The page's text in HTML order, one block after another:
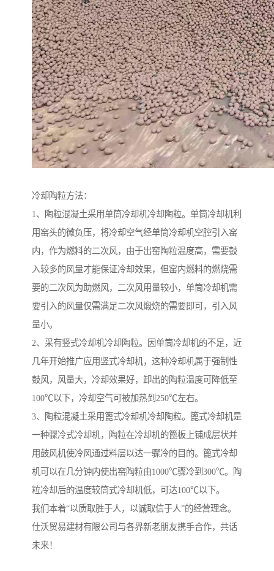
冷却陶粒方法：
1、陶粒混凝土采用单筒冷却机冷却陶粒。单筒冷却机利
用窑头的微负压，将冷却空气经单筒冷却机空腔引入窑
内，作为燃料的二次风，由于出窑陶粒温度高，需要鼓
入较多的风量才能保证冷却效果，但窑内燃料的燃烧需
要的二次风为助燃风，二次风用量较小，单筒冷却机需
要引入的风量仅需满足二次风煅烧的需要即可，引入风
量小。
2、采有竖式冷却机冷却陶粒。因单筒冷却机的不足，近
几年开始推广应用竖式冷却机，这种冷却机属于强制性
鼓风，风量大，冷却效果好，卸出的陶粒温度可降低至
100℃以下，冷却空气可被加热到250℃左右。
3、陶粒混凝土采用篦式冷却机冷却陶粒。篦式冷却机是
一种骤冷式冷却机，陶粒在冷却机的篦板上铺成层状并
用鼓风机使冷风通过料层以达一骤冷的目的。篦式冷却
机可以在几分钟内使出窑陶粒由1000℃骤冷到300℃。陶
粒冷却后的温度较筒式冷却机低，可达100℃以下。
我们本着“以质取胜于人，以诚取信于人”的经营理念。
仕沃贸易建材有限公司与各界新老朋友携手合作，共话
未来！